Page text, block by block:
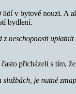
v bytové nouzi. A
bydlení.
neschopnosti
přicházeli s tím,
je nutné